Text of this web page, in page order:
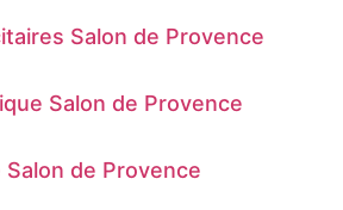
Salon de Provence
Salon de Provence
de Provence